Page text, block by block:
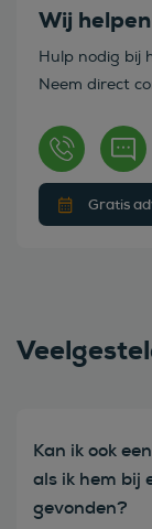
Wij
Hulp nodig bij
Neem direct
Gratis
Kan ik ook
als ik hem bij
gevonden?